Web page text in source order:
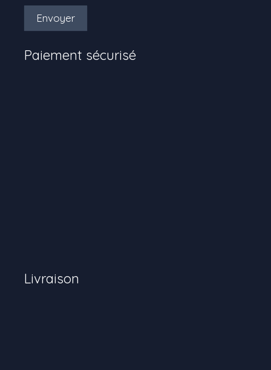
Envoyer
Paiement sécurisé
Livraison